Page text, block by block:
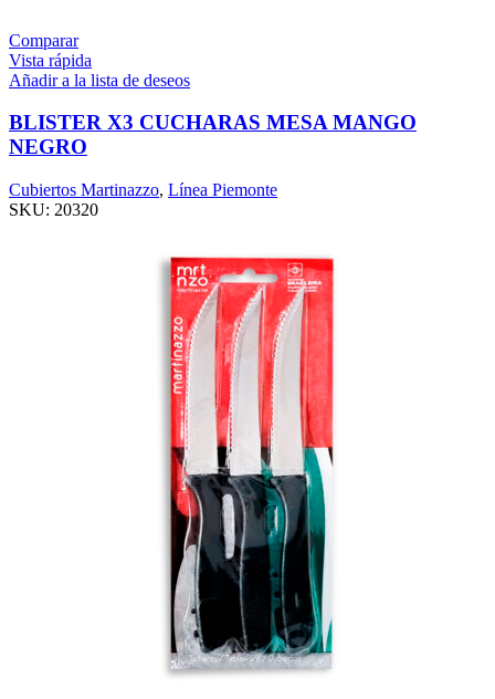
Comparar
Vista rápida
Añadir a la lista de deseos
BLISTER X3 CUCHARAS MESA MANGO
NEGRO
Cubiertos Martinazzo, Línea Piemonte
SKU: 20320